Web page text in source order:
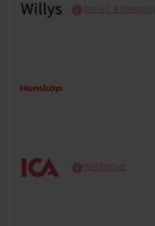
Butiks- & Webbpris
Webbpriser